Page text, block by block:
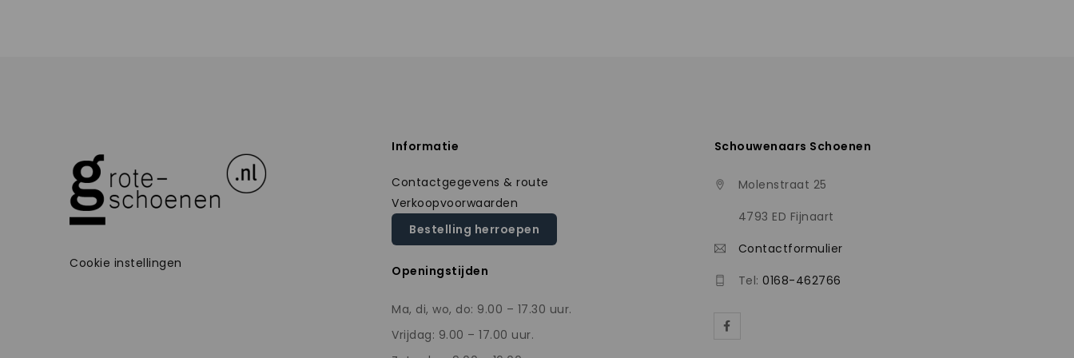
Cookie instellingen
Informatie
Contactgegevens & route
Verkoopvoorwaarden
Bestelling herroepen
Openingstijden
Ma, di, wo, do: 9.00 – 17.30 uur.
Vrijdag: 9.00 – 17.00 uur.
Schouwenaars Schoenen
Molenstraat 25
4793 ED Fijnaart
Contactformulier
Tel:0168-462766